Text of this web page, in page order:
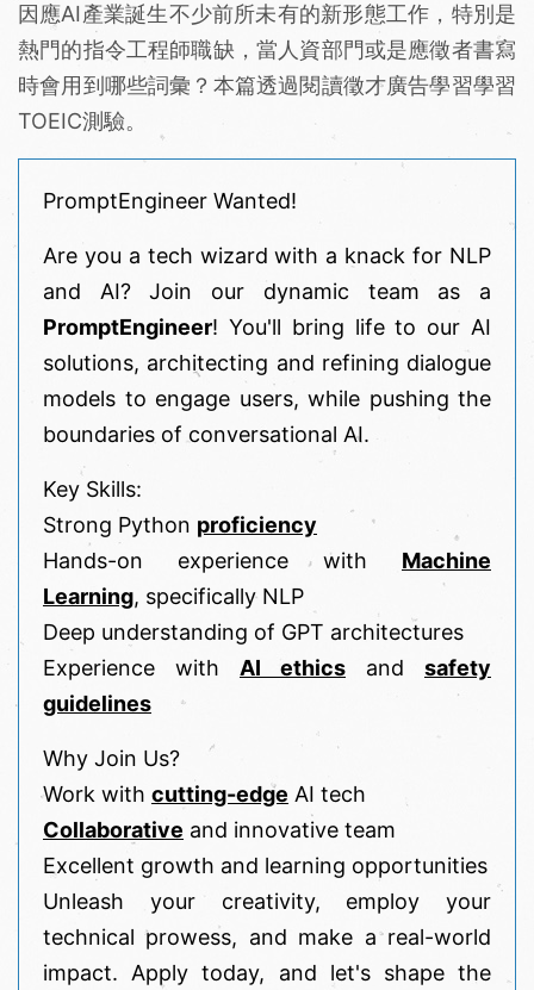
因應AI產業誕生不少前所未有的新形態工作，特別是
熱門的指令工程師職缺，當人資部門或是應徵者書寫
時會用到哪些詞彙？本篇透過閱讀徵才廣告學習學習
TOEIC測驗。
PromptEngineer Wanted!
Are you a tech wizard with a knack for NLP
and AI? Join our dynamic team as a
PromptEngineer! You'll bring life to our AI
solutions, architecting and refining dialogue
models to engage users, while pushing the
boundaries of conversational AI.
Key Skills:
Strong Python proficiency
Hands-on experience with Machine
Learning, specifically NLP
Deep understanding of GPT architectures
Experience with AI ethics and safety
guidelines
Why Join Us?
Work with cutting-edge AI tech
Collaborative and innovative team
Excellent growth and learning opportunities
Unleash your creativity, employ your
technical prowess, and make a real-world
impact. Apply today, and let's shape the